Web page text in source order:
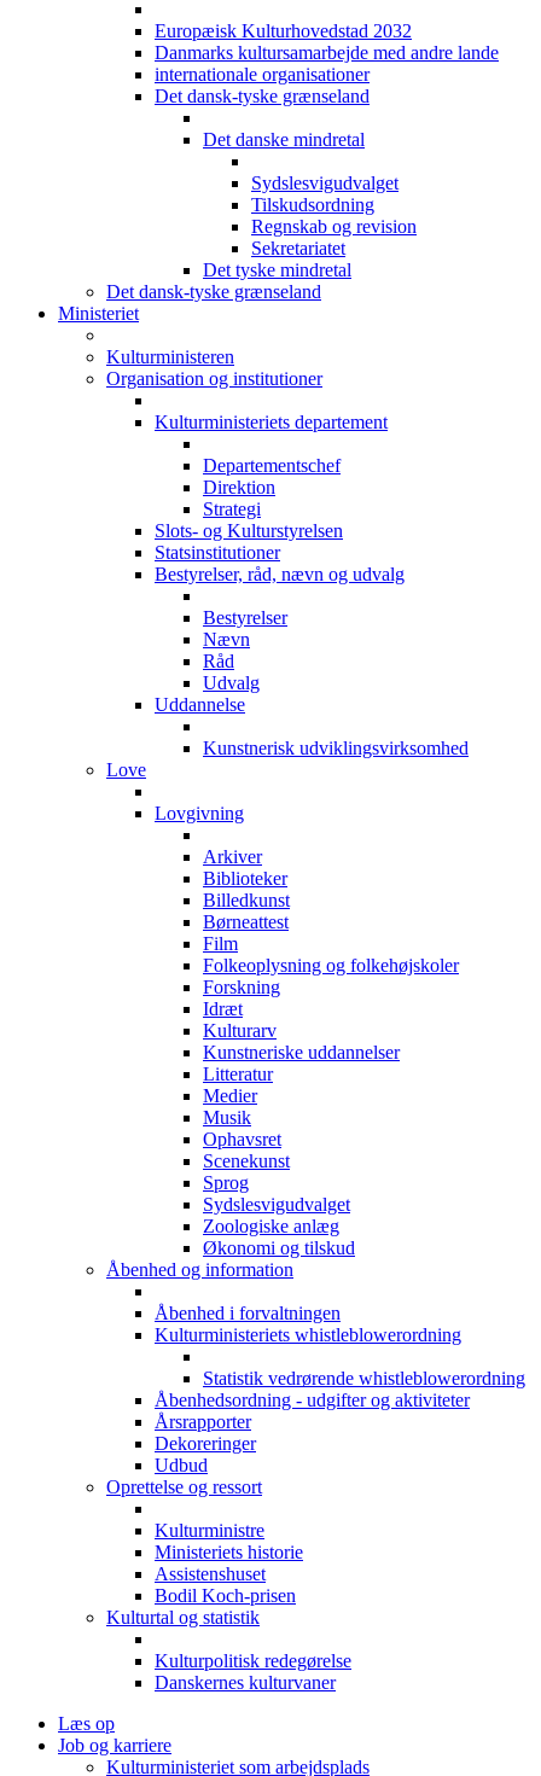
Europæisk Kulturhovedstad 2032
Danmarks kultursamarbejde med andre lande
internationale organisationer
Det dansk-tyske grænseland
Det danske mindretal
Sydslesvigudvalget
Tilskudsordning
Regnskab og revision
Sekretariatet
Det tyske mindretal
Det dansk-tyske grænseland
Ministeriet
Kulturministeren
Organisation og institutioner
Kulturministeriets departement
Departementschef
Direktion
Strategi
Slots- og Kulturstyrelsen
Statsinstitutioner
Bestyrelser, råd, nævn og udvalg
Bestyrelser
Nævn
Råd
Udvalg
Uddannelse
Kunstnerisk udviklingsvirksomhed
Love
Lovgivning
Arkiver
Biblioteker
Billedkunst
Børneattest
Film
Folkeoplysning og folkehøjskoler
Forskning
Idræt
Kulturarv
Kunstneriske uddannelser
Litteratur
Medier
Musik
Ophavsret
Scenekunst
Sprog
Sydslesvigudvalget
Zoologiske anlæg
Økonomi og tilskud
Åbenhed og information
Åbenhed i forvaltningen
Kulturministeriets whistleblowerordning
Statistik vedrørende whistleblowerordning
Åbenhedsordning - udgifter og aktiviteter
Årsrapporter
Dekoreringer
Udbud
Oprettelse og ressort
Kulturministre
Ministeriets historie
Assistenshuset
Bodil Koch-prisen
Kulturtal og statistik
Kulturpolitisk redegørelse
Danskernes kulturvaner
Læs op
Job og karriere
Kulturministeriet som arbejdsplads